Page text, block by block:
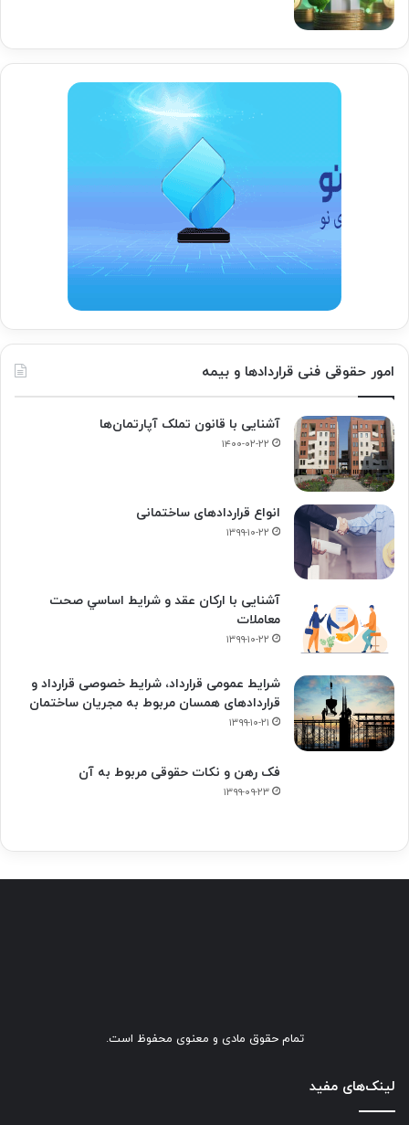
امور حقوقی فنی قراردادها و بیمه
آشنایی با قانون تملک آپارتمان‌ها
۱۴۰۰-۰۲-۲۲
انواع قراردادهای ساختمانی
۱۳۹۹-۱۰-۲۲
آشنایی با ارکان عقد و شرايط اساسي صحت
معاملات
۱۳۹۹-۱۰-۲۲
شرایط عمومی قرارداد، شرایط خصوصی قرارداد و
قراردادهای همسان مربوط به مجریان ساختمان
۱۳۹۹-۱۰-۲۱
فک‌ رهن و نکات حقوقی مربوط به آن
۱۳۹۹-۰۹-۲۳
تمام حقوق مادی و معنوی محفوظ است.
لینک‌های مفید